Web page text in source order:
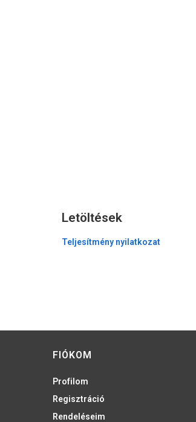
Letöltések
Teljesítmény nyilatkozat
FIÓKOM
Profilom
Regisztráció
Rendeléseim